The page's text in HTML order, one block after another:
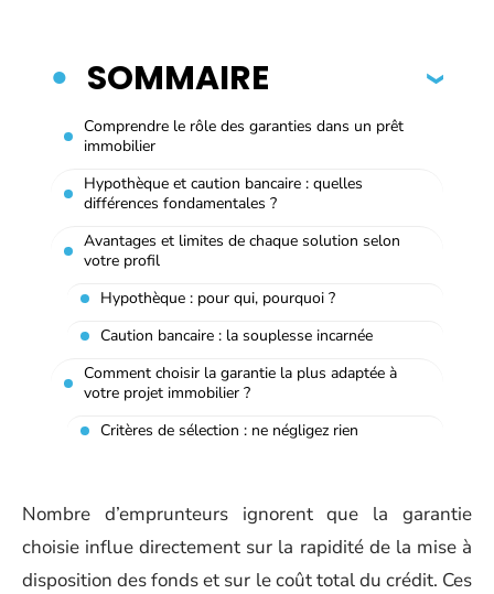
SOMMAIRE
Comprendre le rôle des garanties dans un prêt
immobilier
Hypothèque et caution bancaire : quelles
différences fondamentales ?
Avantages et limites de chaque solution selon
votre profil
Hypothèque : pour qui, pourquoi ?
Caution bancaire : la souplesse incarnée
Comment choisir la garantie la plus adaptée à
votre projet immobilier ?
Critères de sélection : ne négligez rien
Nombre d’emprunteurs ignorent que la garantie
choisie influe directement sur la rapidité de la mise à
disposition des fonds et sur le coût total du crédit. Ces